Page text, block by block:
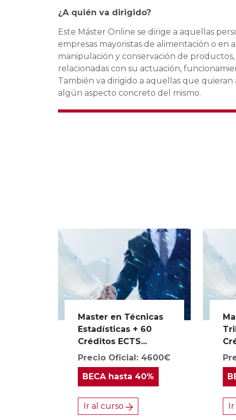
¿A quién va dirigido?
Este Máster Online se dirige a aquellas
empresas mayoristas de alimentación o en
manipulación y conservación de
relacionadas con su actuación,
También va dirigido a aquellas que
algún aspecto concreto del mismo.
Master en Técnicas
Estadísticas + 60
Créditos ECTS...
Precio Oficial: 4600€
BECAhasta 40%
Ir al curso